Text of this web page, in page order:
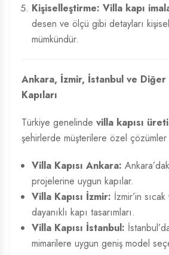
Kişiselleştirme: Villa kapı
desen ve ölçü gibi detayları
mümkündür.
Ankara, İzmir, İstanbul ve
Kapıları
Türkiye genelinde villa kapısı
şehirlerde müşterilere özel çözümler
Villa Kapısı Ankara:
projelerine uygun kapılar.
Villa Kapısı İzmir: İzmir’in
dayanıklı kapı tasarımları.
Villa Kapısı İstanbul:
mimarilere uygun geniş model